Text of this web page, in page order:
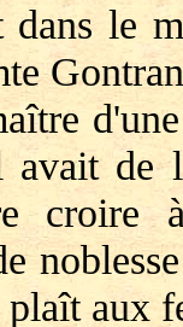
le
d'une
de
croire
aux